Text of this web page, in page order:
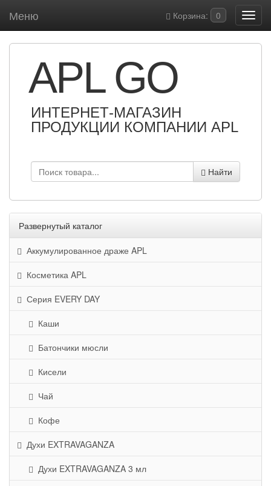
Корзина: 0
Меню
APL GO
ИНТЕРНЕТ-МАГАЗИН
ПРОДУКЦИИ КОМПАНИИ APL
Найти
Развернутый каталог
Аккумулированное драже APL
Косметика APL
Серия EVERY DAY
Каши
Батончики мюсли
Кисели
Чай
Кофе
Духи EXTRAVAGANZA
Духи EXTRAVAGANZA 3 мл